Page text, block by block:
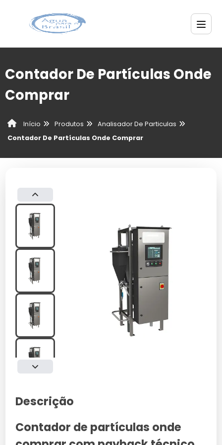
Contador De Partículas Onde
Comprar
Início Produtos
Analisador De Particulas
Contador De Partículas Onde Comprar
Descrição
Contador de partículas onde